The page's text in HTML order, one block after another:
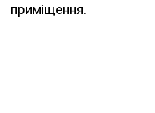
приміщення.